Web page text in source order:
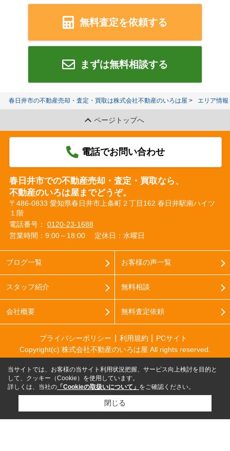
無料査定を依頼する
まずは無料相談する
春日井市の不動産売却・査定・買取は株式会社不動産のいろは屋 エリア情報
ページトップへ
電話でお問い合わせ
春日井市での不動産売却・査定・買取なら、
不動産のいろは屋までどうぞ。
〒486-0833 愛知県春日井市上条町２丁目162 春日井駅南ハイツ
１階
電話番号： 0120-23-1688
営業時間：9:00～18:00
定休日：水曜日
ブログ一覧
スタッフ紹介
会社概要
お客様の声一覧
無料相談
無料査定依頼
プライバシーポリシー 利用規約
PCサイト
Copyright(c) 株式会社不動産のいろは屋 All rights reserved.
当サイトでは、お客様の当サイト利用状況把握、サービス向上検討を目的と
して、クッキー（Cookie）を使用しています。
詳しくは、当社の 「Cookieの取扱いについて」 をご確認ください。
閉じる